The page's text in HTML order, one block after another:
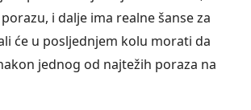
i dalje ima realne šanse za
će u posljednjem kolu morati da
jednog od najtežih poraza na